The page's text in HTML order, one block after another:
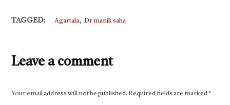
TAGGED: Agartala,Dr manik saha
Leave a comment
Your email address will not be published. Required fields are marked*